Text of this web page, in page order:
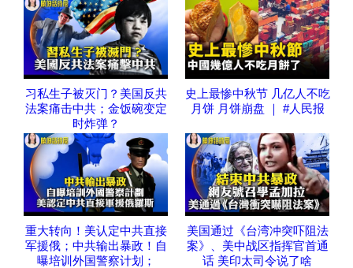
习私生子被灭门？美国反共
法案痛击中共；金饭碗变定
时炸弹？
史上最惨中秋节 几亿人不吃
月饼 月饼崩盘 ｜ #人民报
重大转向！美认定中共直接
军援俄；中共输出暴政！自
曝培训外国警察计划；
美国通过《台湾冲突吓阻法
案》、美中战区指挥官首通
话 美印太司令说了啥